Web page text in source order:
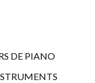
DE PIANO